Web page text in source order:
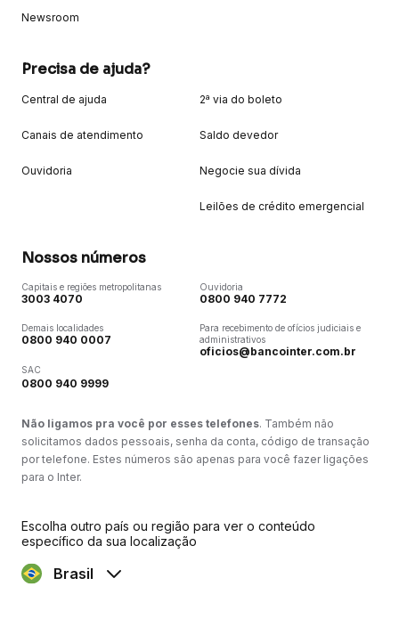
Newsroom
Precisa de ajuda?
Central de ajuda
Canais de atendimento
Ouvidoria
2ª via do boleto
Saldo devedor
Negocie sua dívida
Leilões de crédito emergencial
Nossos números
Capitais e regiões metropolitanas
3003 4070
Demais localidades
0800 940 0007
SAC
0800 940 9999
Ouvidoria
0800 940 7772
Para recebimento de ofícios judiciais e
administrativos
oficios@bancointer.com.br
Não ligamos pra você por esses telefones. Também não
solicitamos dados pessoais, senha da conta, código de transação
por telefone. Estes números são apenas para você fazer ligações
para o Inter.
Escolha outro país ou região para ver o conteúdo
específico da sua localização
Brasil